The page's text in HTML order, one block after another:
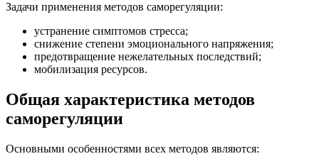
Задачи применения методов саморегуляции:
устранение симптомов стресса;
снижение степени эмоционального напряжения;
предотвращение нежелательных последствий;
мобилизация ресурсов.
Общая характеристика методов
саморегуляции
Основными особенностями всех методов являются: